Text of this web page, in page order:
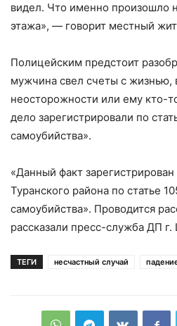
видел. Что именно произошло
этажа», — говорит местный
Полицейским предстоит
мужчина свел счеты с жизнью,
неосторожности или ему кто-
дело зарегистрировали по
самоубийства».
«Данный факт
Туранского района по статье
самоубийства». Проводится
рассказали пресс-служба ДП
ТЕГИ несчастный случай